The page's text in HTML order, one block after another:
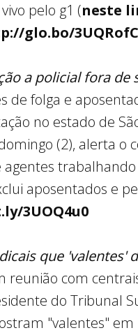
pelo g1 (neste
glo.bo/3UQRofC
a policial fora
de folga e
no estado de
(2), alerta o
aposentados e
3UOQ4u0
que 'valentes'
com
do Tribunal
"valentes" em